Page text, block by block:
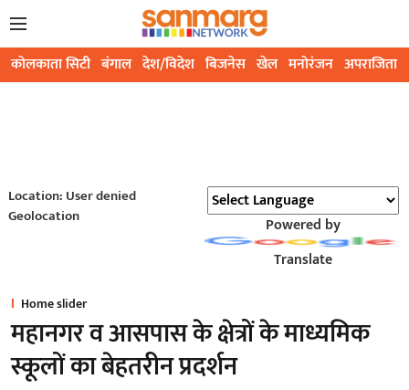
कोलकाता सिटी बंगाल देश/विदेश बिजनेस खेल मनोरंजन अपराजिता
Location: User denied
Geolocation
Powered by
Translate
Home slider
महानगर व आसपास के क्षेत्रों के माध्यमिक
स्कूलों का बेहतरीन प्रदर्शन